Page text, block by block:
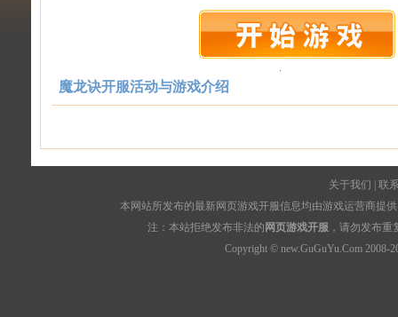
魔龙诀开服活动与游戏介绍
关于我们
联
本网站所发布的最新网页游戏开服信息均由游戏运营商提
注：本站拒绝发布非法的 网页游戏开服 ，请勿发布重
Copyright © new.GuGuYu.Com 2008-